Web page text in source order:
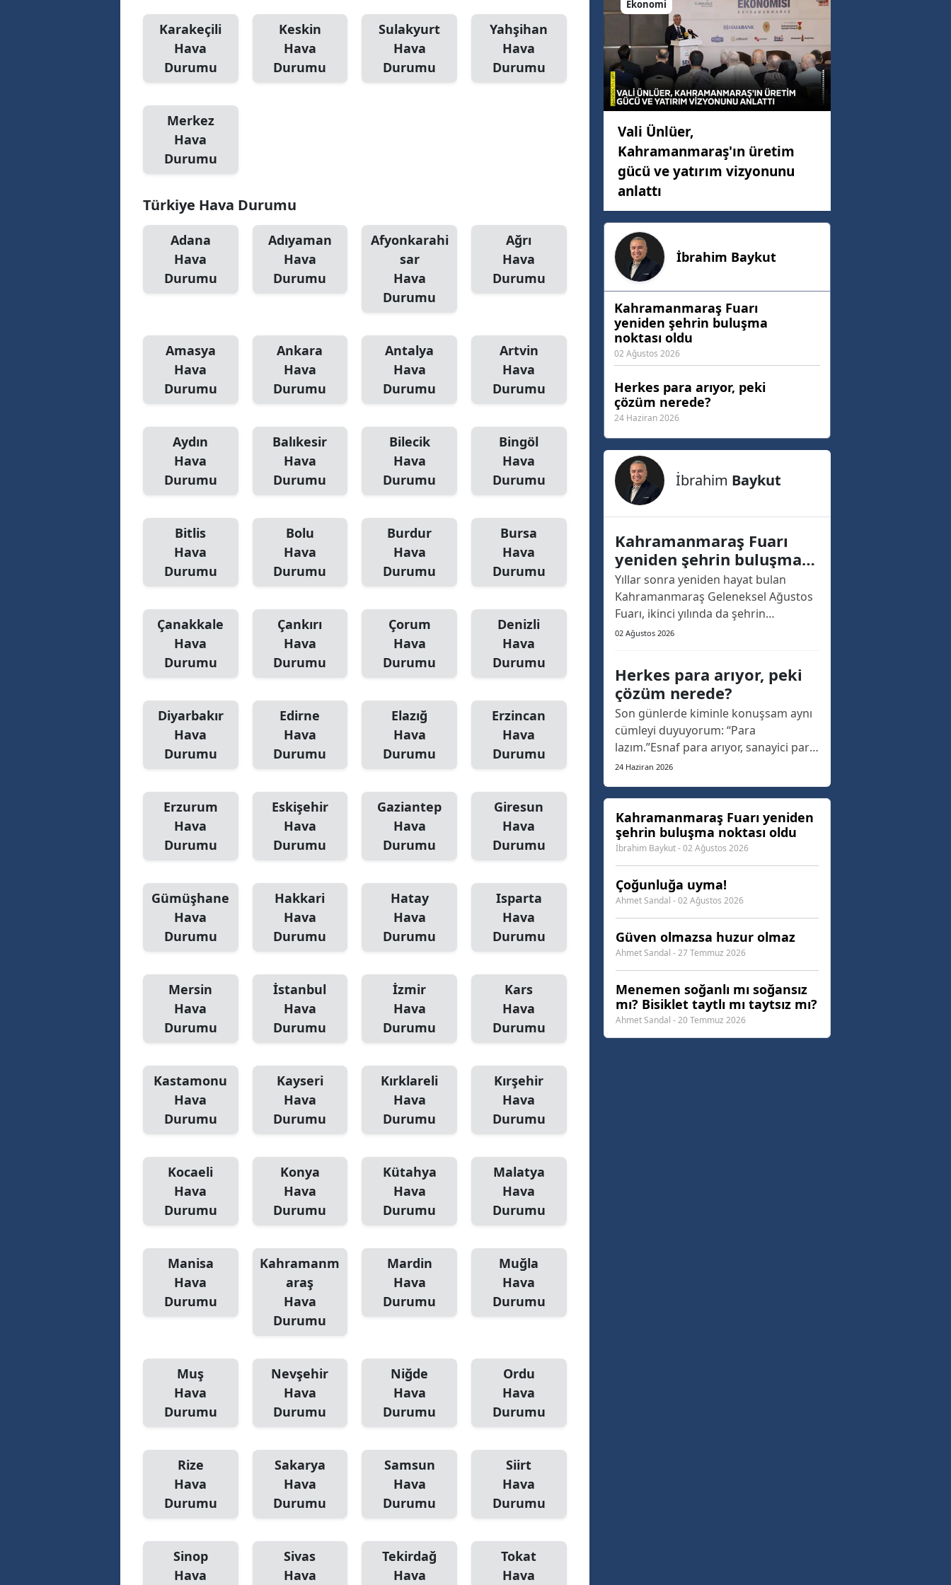
Mersin
Kırşehir
Kütahya
Malatya
Kahramanmaraş
Mardin
Muş
Ordu
Samsun
Tekirdağ
Tokat
Tunceli
Şanlıurfa
Yozgat
Aksaray
Bayburt
Kırıkkale
Şırnak
Bartın
Yalova
Düzce
Karakeçili
Hava
Durumu
Keskin
Hava
Durumu
Sulakyurt
Hava
Durumu
Yahşihan
Hava
Durumu
Merkez
Hava
Durumu
Türkiye Hava Durumu
Adana
Hava
Durumu
Adıyaman
Hava
Durumu
Afyonkarahi
sar
Hava
Durumu
Ağrı
Hava
Durumu
Amasya
Hava
Durumu
Ankara
Hava
Durumu
Antalya
Hava
Durumu
Artvin
Hava
Durumu
Aydın
Hava
Durumu
Balıkesir
Hava
Durumu
Bilecik
Hava
Durumu
Bingöl
Hava
Durumu
Bitlis
Hava
Durumu
Bolu
Hava
Durumu
Burdur
Hava
Durumu
Bursa
Hava
Durumu
Çanakkale
Hava
Durumu
Çankırı
Hava
Durumu
Çorum
Hava
Durumu
Denizli
Hava
Durumu
Diyarbakır
Hava
Durumu
Edirne
Hava
Durumu
Elazığ
Hava
Durumu
Erzincan
Hava
Durumu
Erzurum
Hava
Durumu
Eskişehir
Hava
Durumu
Gaziantep
Hava
Durumu
Giresun
Hava
Durumu
Gümüşhane
Hava
Durumu
Hakkari
Hava
Durumu
Hatay
Hava
Durumu
Isparta
Hava
Durumu
Mersin
Hava
Durumu
İstanbul
Hava
Durumu
İzmir
Hava
Durumu
Kars
Hava
Durumu
Kastamonu
Hava
Durumu
Kayseri
Hava
Durumu
Kırklareli
Hava
Durumu
Kırşehir
Hava
Durumu
Kocaeli
Hava
Durumu
Konya
Hava
Durumu
Kütahya
Hava
Durumu
Malatya
Hava
Durumu
Manisa
Hava
Durumu
Kahramanm
araş
Hava
Durumu
Mardin
Hava
Durumu
Muğla
Hava
Durumu
Muş
Hava
Durumu
Nevşehir
Hava
Durumu
Niğde
Hava
Durumu
Ordu
Hava
Durumu
Rize
Hava
Durumu
Sakarya
Hava
Durumu
Samsun
Hava
Durumu
Siirt
Hava
Durumu
Sinop
Hava
Sivas
Hava
Tekirdağ
Hava
Tokat
Hava
Ekonomi
Vali Ünlüer,
Kahramanmaraş'ın üretim
gücü ve yatırım vizyonunu
anlattı
İbrahim Baykut
Kahramanmaraş Fuarı
yeniden şehrin buluşma
noktası oldu
02 Ağustos 2026
Herkes para arıyor, peki
çözüm nerede?
24 Haziran 2026
İbrahim Baykut
Kahramanmaraş Fuarı
yeniden şehrin buluşma
noktası oldu
Yıllar sonra yeniden hayat bulan
Kahramanmaraş Geleneksel Ağustos
Fuarı, ikinci yılında da şehrin
hafızasına kazınacak bir açılışa sahne
fuar, bu yıl Eypio konseriyle kapılarını
açarken adeta Kahramanmaraş'ın
ortak buluşma a...
02 Ağustos 2026
Herkes para arıyor, peki
çözüm nerede?
Son günlerde kiminle konuşsam aynı
cümleyi duyuyorum: “Para
lazım.”Esnaf para arıyor, sanayici para
arıyor, çiftçi para arıyor, memur ay
geçinmenin hesabını yapıyor. İş
insanları yatırım yapmak istiyor ama
finansmana ulaşmakta zorlanıyor.
Vatandaş ev almak, araba a...
24 Haziran 2026
Kahramanmaraş Fuarı yeniden
şehrin buluşma noktası oldu
İbrahim Baykut - 02 Ağustos 2026
Çoğunluğa uyma!
Ahmet Sandal - 02 Ağustos 2026
Güven olmazsa huzur olmaz
Ahmet Sandal - 27 Temmuz 2026
Menemen soğanlı mı soğansız
mı? Bisiklet taytlı mı taytsız mı?
Ahmet Sandal - 20 Temmuz 2026